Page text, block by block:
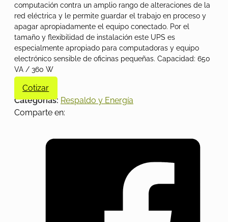
computación contra un amplio rango de alteraciones de la
red eléctrica y le permite guardar el trabajo en proceso y
apagar apropiadamente el equipo conectado. Por el
tamaño y flexibilidad de instalación este UPS es
especialmente apropiado para computadoras y equipo
electrónico sensible de oficinas pequeñas. Capacidad: 650
VA / 360 W
Cotizar
Categorías: Respaldo y Energía
Comparte en: